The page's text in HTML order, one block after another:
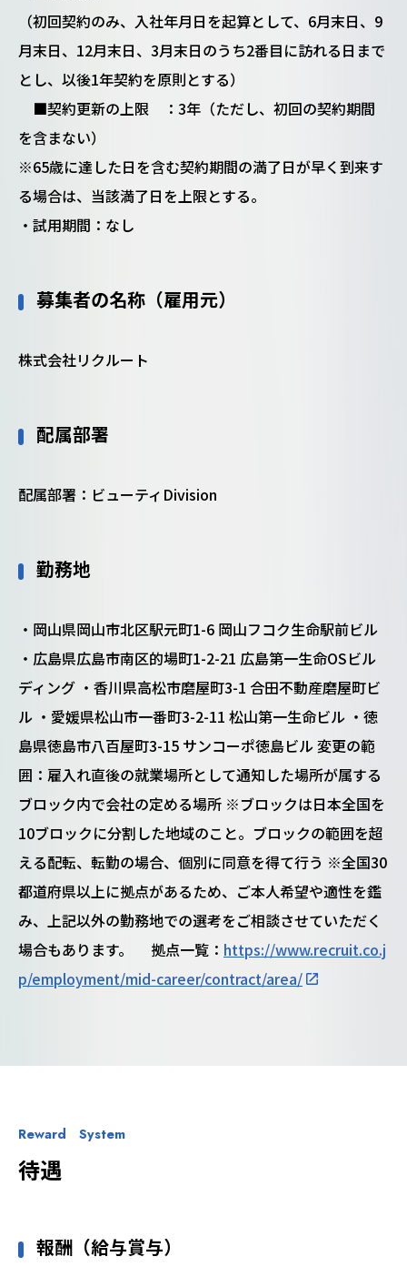
（初回契約のみ、入社年月日を起算として、6月末日、9
月末日、12月末日、3月末日のうち2番目に訪れる日まで
とし、以後1年契約を原則とする）
■契約更新の上限 ：3年（ただし、初回の契約期間
を含まない）
※65歳に達した日を含む契約期間の満了日が早く到来す
る場合は、当該満了日を上限とする。
・試用期間：なし
募集者の名称（雇用元）
株式会社リクルート
配属部署
配属部署：ビューティDivision
勤務地
・岡山県岡山市北区駅元町1-6 岡山フコク生命駅前ビル
・広島県広島市南区的場町1-2-21 広島第一生命OSビル
ディング ・香川県高松市磨屋町3-1 合田不動産磨屋町ビ
ル ・愛媛県松山市一番町3-2-11 松山第一生命ビル ・徳
島県徳島市八百屋町3-15 サンコーポ徳島ビル 変更の範
囲：雇入れ直後の就業場所として通知した場所が属する
ブロック内で会社の定める場所 ※ブロックは日本全国を
10ブロックに分割した地域のこと。ブロックの範囲を超
える配転、転勤の場合、個別に同意を得て行う ※全国30
都道府県以上に拠点があるため、ご本人希望や適性を鑑
み、上記以外の勤務地での選考をご相談させていただく
場合もあります。 拠点一覧： https://www.recruit.co.j
p/employment/mid-career/contract/area/
Reward System
待遇
報酬（給与賞与）